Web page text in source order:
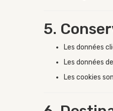
5.
Les données
Les données
Les cookies